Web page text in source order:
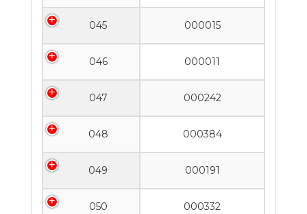
045 000015
046 000011
047 000242
048 000384
049 000191
050 000332